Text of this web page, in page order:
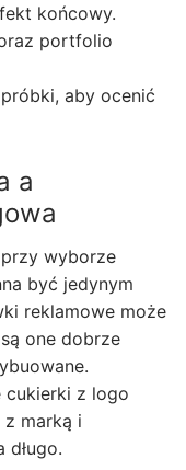
końcowy.
portfolio
aby ocenić
a
wyborze
być jedynym
reklamowe może
one dobrze
cukierki z logo
marką i